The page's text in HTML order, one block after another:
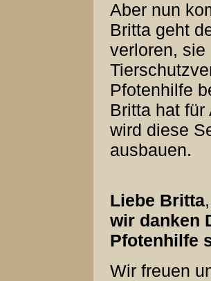
Aber nun
Britta geht
verloren, sie
Pfotenhilfe
Britta hat
wird diese
ausbauen.
Liebe Britta,
wir danken
Pfotenhilfe
Wir freuen